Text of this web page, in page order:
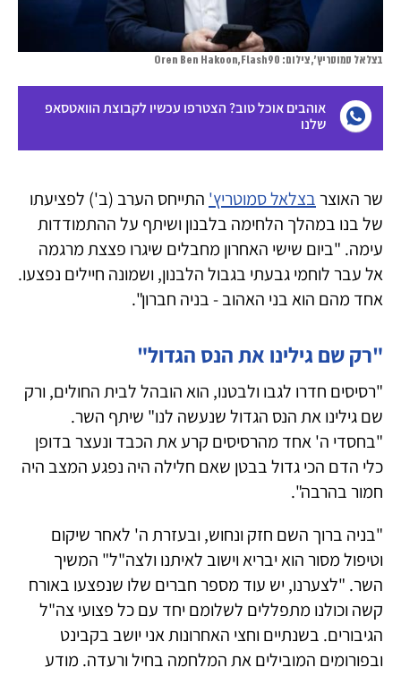
בצלאל סמוטריץ', צילום: Oren Ben Hakoon,Flash90
אוהבים אוכל טוב? הצטרפו עכשיו לקבוצת הוואטסאפ
שלנו
שר האוצרבצלאל סמוטריץ' התייחס הערב (ב') לפציעתו
של בנו במהלך הלחימה בלבנון ושיתף על ההתמודדות
עימה. "ביום שישי האחרון מחבלים שיגרו פצצת מרגמה
אל עבר לוחמי גבעתי בגבול הלבנון, ושמונה חיילים נפצעו.
אחד מהם הוא בני האהוב - בניה חברון".
"רק שם גילינו את הנס הגדול"
"רסיסים חדרו לגבו ולבטנו, הוא הובהל לבית החולים, ורק
שם גילינו את הנס הגדול שנעשה לנו" שיתף השר.
"בחסדי ה' אחד מהרסיסים קרע את הכבד ונעצר בדופן
כלי הדם הכי גדול בבטן שאם חלילה היה נפגע המצב היה
חמור בהרבה".
"בניה ברוך השם חזק ונחוש, ובעזרת ה' לאחר שיקום
וטיפול מסור הוא יבריא וישוב לאיתנו ולצה"ל" המשיך
השר. "לצערנו, יש עוד מספר חברים שלו שנפצעו באורח
קשה וכולנו מתפללים לשלומם יחד עם כל פצועי צה"ל
הגיבורים. בשנתיים וחצי האחרונות אני יושב בקבינט
ובפורומים המובילים את המלחמה בחיל ורעדה. מודע